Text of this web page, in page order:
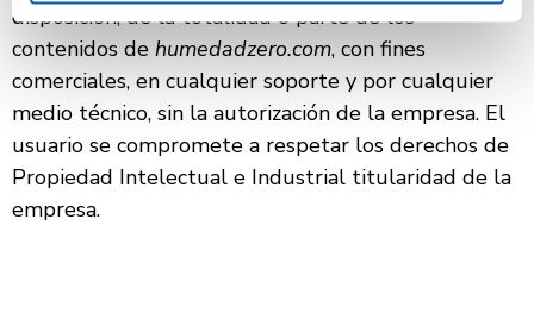
disposición, de la totalidad o parte de los
contenidos de humedadzero.com, con fines
comerciales, en cualquier soporte y por cualquier
medio técnico, sin la autorización de la empresa. El
usuario se compromete a respetar los derechos de
Propiedad Intelectual e Industrial titularidad de la
empresa.